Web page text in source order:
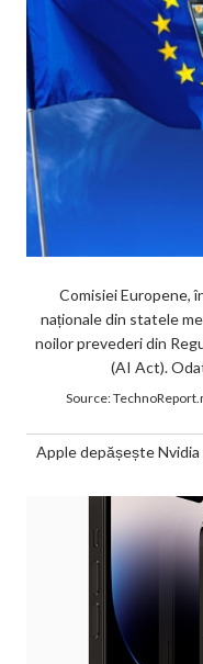
Comisiei Europene,
naționale din statele
noilor prevederi din
(AI Act).
Source:
Apple depășește Nvidia